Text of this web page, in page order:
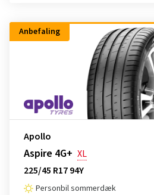
Anbefaling
Apollo
Aspire 4G+ XL
225/45 R17 94Y
Personbil sommerdæk